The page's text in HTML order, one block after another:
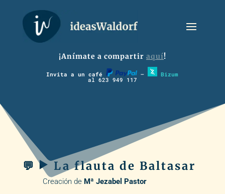
¡Anímate a compartir aquí!
Invita a un café – Bizum
al 623 949 117
💬 ▶️ La flauta de Baltasar
Creación de Mª Jezabel Pastor